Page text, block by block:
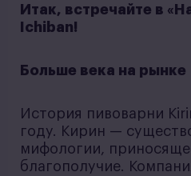
Итак, встречайте в
Ichiban!
Больше века на рынке
История пивоварни
году. Кирин —
мифологии,
благополучие.